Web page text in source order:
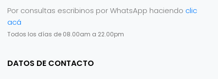
Por consultas escribinos por WhatsApp haciendo clic
acá
Todos los días de 08.00am a 22.00pm
DATOS DE CONTACTO